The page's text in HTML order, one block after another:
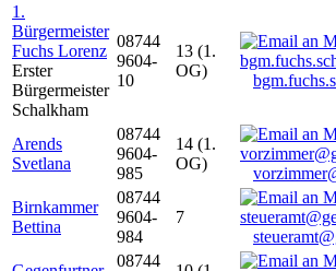
1.
Bürgermeister
Fuchs Lorenz
Erster
Bürgermeister
Schalkham
08744
9604-
10
13 (1.
OG)
Arends
Svetlana
08744
9604-
985
14 (1.
OG)
Birnkammer
Bettina
08744
9604-
984
7
08744